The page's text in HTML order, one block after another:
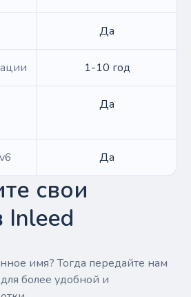
Да
1-10 год
Да
Да
свои
имя? Тогда передайте нам
более удобной и